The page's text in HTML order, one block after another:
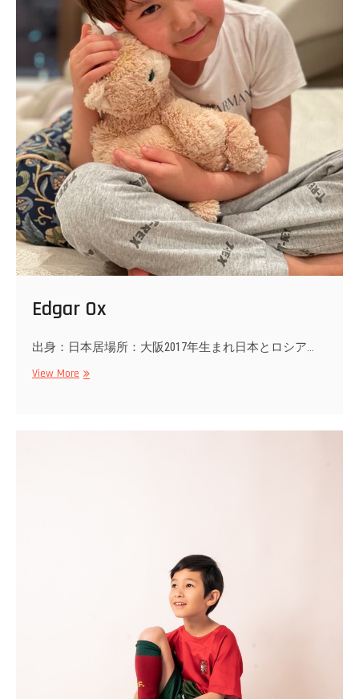
Edgar Ox
出身：日本居場所：大阪2017年生まれ日本とロシア…
View More Edgar